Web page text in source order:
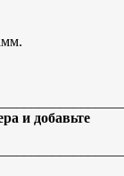
и добавьте